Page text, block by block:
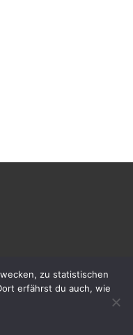
zu statistischen
erfährst du auch, wie